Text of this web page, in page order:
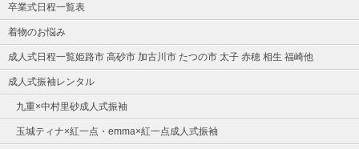
卒業式日程一覧表
着物のお悩み
成人式日程一覧姫路市 高砂市 加古川市 たつの市 太子 赤穂 相生 福崎他
成人式振袖レンタル
九重×中村里砂成人式振袖
玉城ティナ×紅一点・emma×紅一点成人式振袖